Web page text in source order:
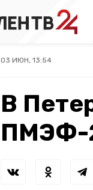
03 ИЮН, 13:54
В
ПМЭФ-